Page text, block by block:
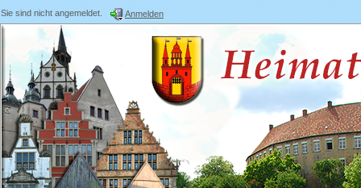
Sie sind nicht angemeldet. Anmelden